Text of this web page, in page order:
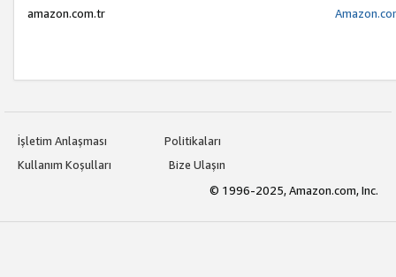
amazon.com.tr
İşletim Anlaşması
Politikaları
Kullanım Koşulları
Bize Ulaşın
© 1996-2025, Amazon.com, Inc.